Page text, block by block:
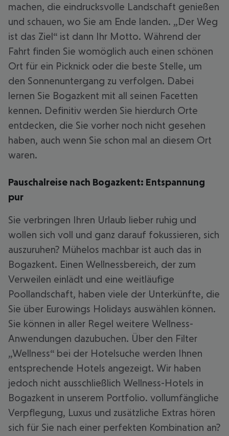
machen, die eindrucksvolle Landschaft genießen
und schauen, wo Sie am Ende landen. „Der Weg
ist das Ziel“ ist dann Ihr Motto. Während der
Fahrt finden Sie womöglich auch einen schönen
Ort für ein Picknick oder die beste Stelle, um
den Sonnenuntergang zu verfolgen. Dabei
lernen Sie Bogazkent mit all seinen Facetten
kennen. Definitiv werden Sie hierdurch Orte
entdecken, die Sie vorher noch nicht gesehen
haben, auch wenn Sie schon mal an diesem Ort
waren.
Pauschalreise nach Bogazkent: Entspannung
pur
Sie verbringen Ihren Urlaub lieber ruhig und
wollen sich voll und ganz darauf fokussieren, sich
auszuruhen? Mühelos machbar ist auch das in
Bogazkent. Einen Wellnessbereich, der zum
Verweilen einlädt und eine weitläufige
Poollandschaft, haben viele der Unterkünfte, die
Sie über Eurowings Holidays auswählen können.
Sie können in aller Regel weitere Wellness-
Anwendungen dazubuchen. Über den Filter
„Wellness“ bei der Hotelsuche werden Ihnen
entsprechende Hotels angezeigt. Wir haben
jedoch nicht ausschließlich Wellness-Hotels in
Bogazkent in unserem Portfolio. vollumfängliche
Verpflegung, Luxus und zusätzliche Extras hören
sich für Sie nach einer perfekten Kombination an?